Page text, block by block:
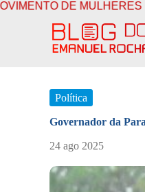
P
E FEMINISTAS
Política
Governador da
24 ago 2025